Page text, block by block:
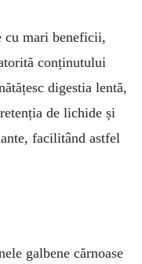
cu mari beneficii,
con­ținutului
digestia lentă,
de lichide și
facili­tând astfel
gal­be­ne cărnoase